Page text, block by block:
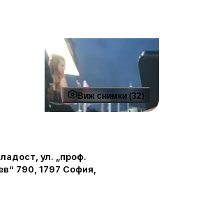
Виж снимки (32)
ул. „проф.
790, 1797 София,